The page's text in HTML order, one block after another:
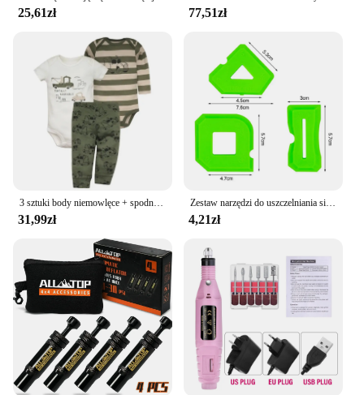
25,61zł 77,51zł
31,99zł
Zestaw narzędzi do uszczelniania silikonu rozpórka uszczelniacza łopatka skrobak do płytek okiennych usuwanie krawędzi narzędzia budowlane w kuchni
4,21zł